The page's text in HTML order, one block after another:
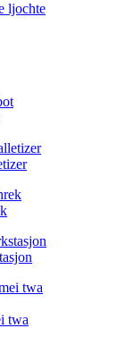
ljochte
twa